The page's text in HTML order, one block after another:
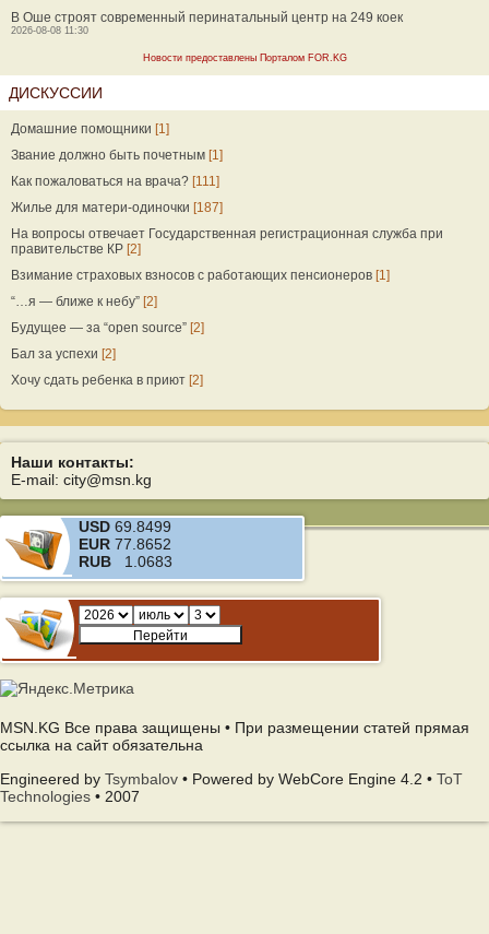
В Оше строят современный перинатальный центр на 249 коек
2026-08-08 11:30
Новости предоставлены Порталом FOR.KG
ДИСКУССИИ
Домашние помощники [1]
Звание должно быть почетным [1]
Как пожаловаться на врача? [111]
Жилье для матери-одиночки [187]
На вопросы отвечает Государственная регистрационная служба при
правительстве КР [2]
Взимание страховых взносов с работающих пенсионеров [1]
“…я — ближе к небу” [2]
Будущее — за “open source” [2]
Бал за успехи [2]
Хочу сдать ребенка в приют [2]
Наши контакты:
E-mail: city@msn.kg
USD 69.8499
EUR 77.8652
RUB 1.0683
MSN.KG Все права защищены • При размещении статей прямая
ссылка на сайт обязательна
Engineered by Tsymbalov • Powered by WebCore Engine 4.2 • ToT
Technologies • 2007